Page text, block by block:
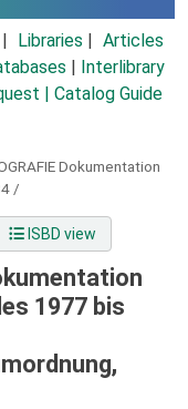
Libraries
Articles
Interlibrary
| Catalog Guide
Dokumentation
/
ISBD view
1977 bis